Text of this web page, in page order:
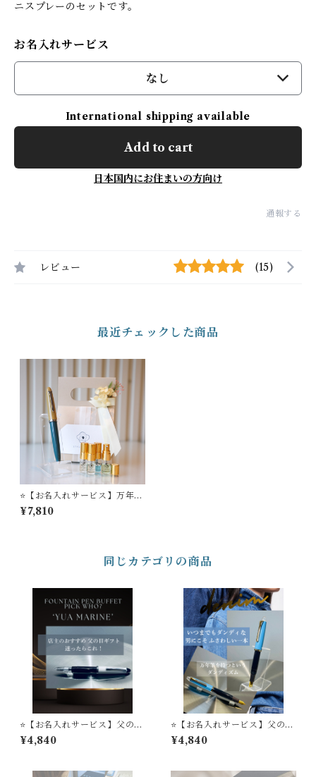
ニスプレーのセットです。
お名入れサービス
なし
International shipping available
Add to cart
日本国内にお住まいの方向け
通報する
レビュー (15)
最近チェックした商品
⭐️【お名入れサービス】万年筆
ビュッフェ ’Pick Who？’ コ
レクション YM-01 ＋ ST
¥7,810
同じカテゴリの商品
⭐️【お名入れサービス】父の日
ギフト 万年筆は 店主のおすす
め 迷ったらこれ MARINE 万
¥4,840
⭐️【お名入れサービス】父の日
ギフト 万年筆は 店主のおすす
め 'Denim' 万年筆ビュッフェ
¥4,840